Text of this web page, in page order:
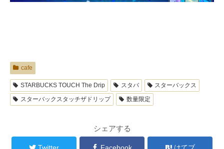
cafe
STARBUCKS TOUCH The Drip スタバ
スターバックス
スターバックスタッチザドリップ
数量限定
シェアする